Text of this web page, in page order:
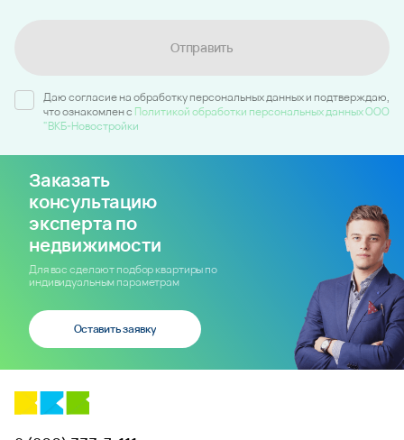
Отправить
Даю согласие на обработку персональных данных и подтверждаю,
что ознакомлен c Политикой обработки персональных данных ООО
"ВКБ-Новостройки
Заказать
консультацию
эксперта по
недвижимости
Для вас сделают подбор квартиры по
индивидуальным параметрам
Оставить заявку